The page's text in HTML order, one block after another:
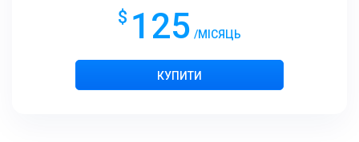
$ 125 /МІСЯЦЬ